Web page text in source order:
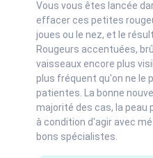
Vous vous êtes lancée
effacer ces petites
joues ou le nez, et le
Rougeurs accentuées,
vaisseaux encore plus
plus fréquent qu'on ne le
patientes. La bonne
majorité des cas, la peau
à condition d'agir avec
bons spécialistes.